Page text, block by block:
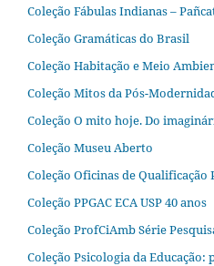
Coleção Fábulas Indianas –
Coleção Gramáticas do Brasil
Coleção Habitação e Meio
Coleção Mitos da Pós-
Coleção O mito hoje. Do
Coleção Museu Aberto
Coleção Oficinas de Qualificação
Coleção PPGAC ECA USP 40 anos
Coleção ProfCiAmb Série
Coleção Psicologia da Educação: